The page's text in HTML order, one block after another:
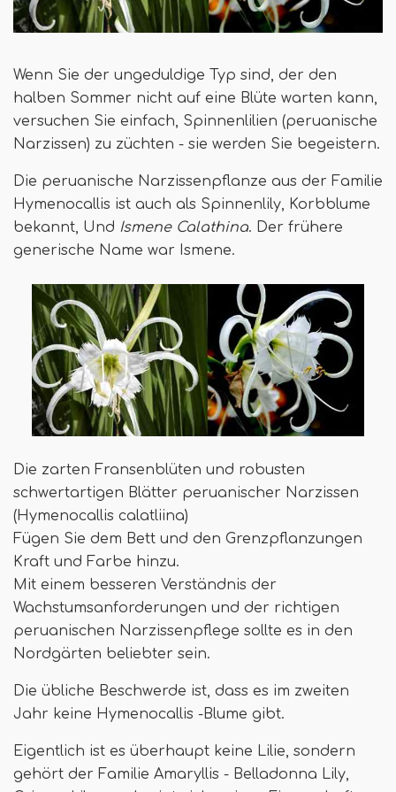
Wenn Sie der ungeduldige Typ sind, der den
halben Sommer nicht auf eine Blüte warten kann,
versuchen Sie einfach, Spinnenlilien (peruanische
Narzissen) zu züchten - sie werden Sie begeistern.
Die peruanische Narzissenpflanze aus der Familie
Hymenocallis ist auch als Spinnenlily, Korbblume
bekannt, Und Ismene Calathina. Der frühere
generische Name war Ismene.
Die zarten Fransenblüten und robusten
schwertartigen Blätter peruanischer Narzissen
(Hymenocallis calatliina)
Fügen Sie dem Bett und den Grenzpflanzungen
Kraft und Farbe hinzu.
Mit einem besseren Verständnis der
Wachstumsanforderungen und der richtigen
peruanischen Narzissenpflege sollte es in den
Nordgärten beliebter sein.
Die übliche Beschwerde ist, dass es im zweiten
Jahr keine Hymenocallis -Blume gibt.
Eigentlich ist es überhaupt keine Lilie, sondern
gehört der Familie Amaryllis - Belladonna Lily,